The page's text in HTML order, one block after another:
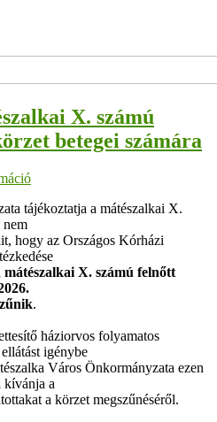
X. számú
betegei számára
tájékoztatja a mátészalkai X.
nem
hogy az Országos Kórházi
X. számú felnőtt
.
háziorvos folyamatos
igénybe
Város Önkormányzata ezen
kívánja a
a körzet megszűnéséről.